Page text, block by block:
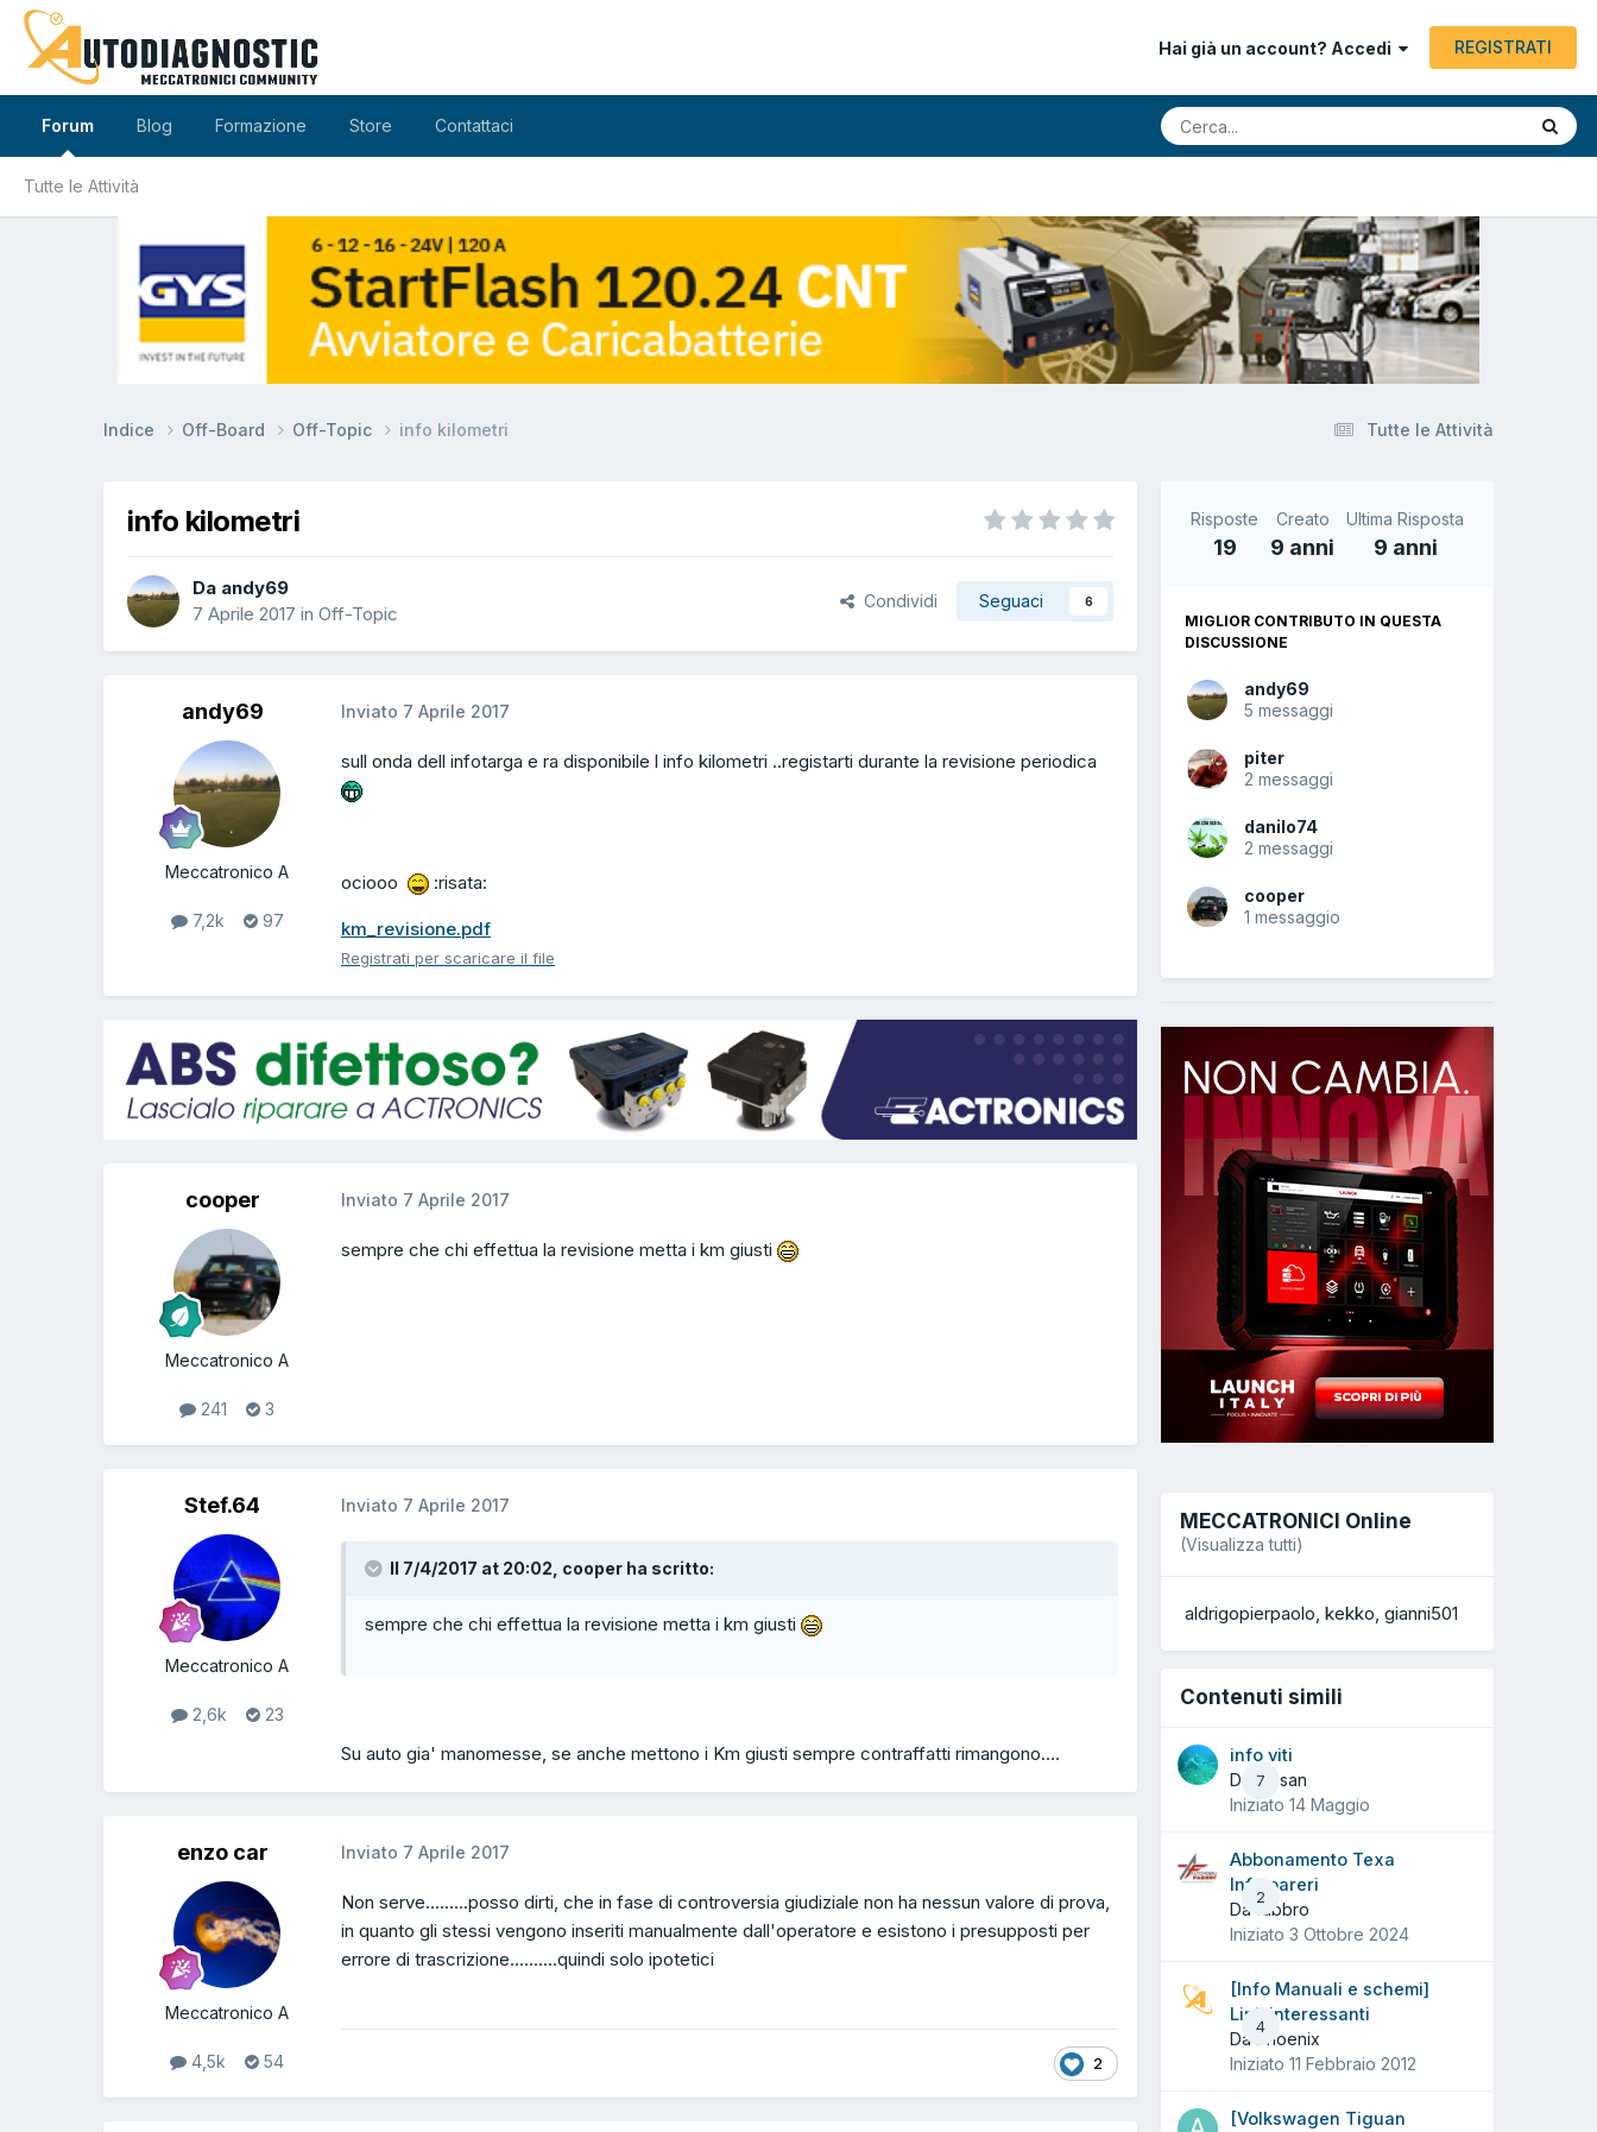
Hai già un account? Accedi REGISTRATI
Forum
Tutte le Attività
Blog Formazione Store Contattaci
Tutte le Attività
Indice Off-Board Off-Topic info kilometri
info kilometri
Da andy69
7 Aprile 2017 in Off-Topic
Condividi Seguaci 6
andy69
Meccatronico A
7,2k 97
Inviato 7 Aprile 2017
sull onda dell infotarga e ra disponibile l info kilometri ..registarti durante la revisione periodica
ociooo :risata:
km_revisione.pdf
Registrati per scaricare il file
cooper
Meccatronico A
241 3
Inviato 7 Aprile 2017
sempre che chi effettua la revisione metta i km giusti
Stef.64
Meccatronico A
2,6k 23
Inviato 7 Aprile 2017
Il 7/4/2017 at 20:02, cooper ha scritto:
sempre che chi effettua la revisione metta i km giusti
Su auto gia' manomesse, se anche mettono i Km giusti sempre contraffatti rimangono....
enzo car
Meccatronico A
4,5k 54
Inviato 7 Aprile 2017
Non serve.........posso dirti, che in fase di controversia giudiziale non ha nessun valore di prova,
in quanto gli stessi vengono inseriti manualmente dall'operatore e esistono i presupposti per
errore di trascrizione..........quindi solo ipotetici
2
Risposte
19
Creato
9 anni
Ultima Risposta
9 anni
MIGLIOR CONTRIBUTO IN QUESTA
DISCUSSIONE
andy69
5 messaggi
piter
2 messaggi
danilo74
2 messaggi
cooper
1 messaggio
MECCATRONICI Online
(Visualizza tutti)
aldrigopierpaolo kekko gianni501
Contenuti simili
7
info viti
Da giasan
Iniziato 14 Maggio
2
Abbonamento Texa
Info pareri
Da fabbro
Iniziato 3 Ottobre 2024
4
[Info Manuali e schemi]
Link interessanti
Da Phoenix
Iniziato 11 Febbraio 2012
[Volkswagen Tiguan